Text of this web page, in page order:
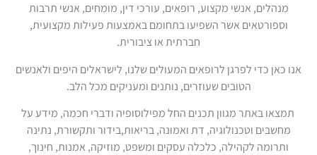
מנהלים, אנשי מקצוע, רופאים, עורכי דין, מומחים, אנשי תרבות
וספורטאים אשר השפיעו בתחומם באמצעות פעילות מקצועית,
חברתית או ציבורית.
אנו כאן כדי לפרגן לרופאים המעולים שלנו, לישראלים היפים ולאנשים
הטובים שעוזרים, נותנים ומעניקים מכל הלב.
תמצאו באתר מגוון תכנים החל מפילוסופיה ודברי חכמה, מידע על
מחשבים וטכנולוגיה, דת ואמונה, בריאות,בידור ותקשורת, נתינה
ותרומה לקהילה, כלכלה עסקים ומשפט, מוזיקה, אמנות, חינוך,